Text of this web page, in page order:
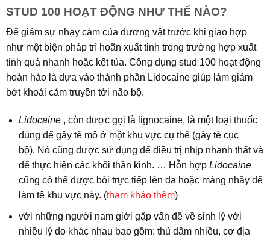
STUD 100 HOẠT ĐỘNG NHƯ THẾ NÀO?
Để giảm sự nhạy cảm của dương vật trước khi giao hợp
như một biện pháp trì hoãn xuất tinh trong trường hợp xuất
tinh quá nhanh hoặc kết tủa. Công dụng stud 100 hoạt động
hoàn hảo là dựa vào thành phần Lidocaine giúp làm giảm
bớt khoái cảm truyền tới não bộ.
Lidocaine, còn được gọi là lignocaine, là một loại thuốc
dùng để gây tê mô ở một khu vực cụ thể (gây tê cục
bộ). Nó cũng được sử dụng để điều trị nhịp nhanh thất và
để thực hiện các khối thần kinh. … Hỗn hợp Lidocaine
cũng có thể được bôi trực tiếp lên da hoặc màng nhầy để
làm tê khu vực này. (tham khảo thêm)
với những người nam giới gặp vấn đề về sinh lý với
nhiều lý do khác nhau bao gồm: thủ dâm nhiều, cơ địa